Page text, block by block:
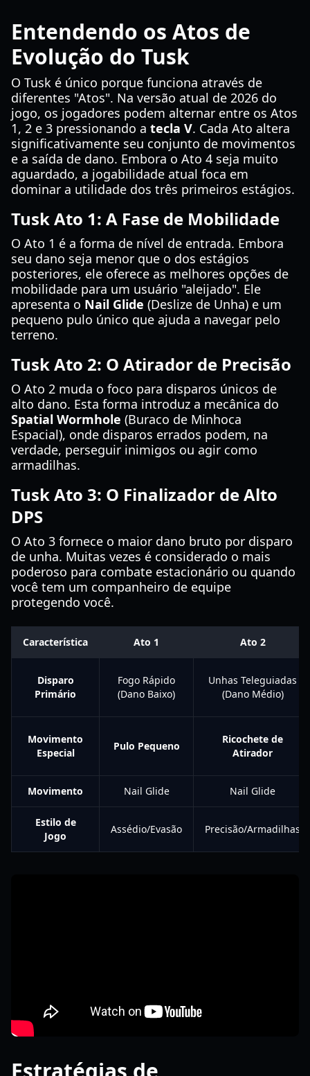
Entendendo os Atos de
Evolução do Tusk
O Tusk é único porque funciona através de
diferentes "Atos". Na versão atual de 2026 do
jogo, os jogadores podem alternar entre os Atos
1, 2 e 3 pressionando a tecla V. Cada Ato altera
significativamente seu conjunto de movimentos
e a saída de dano. Embora o Ato 4 seja muito
aguardado, a jogabilidade atual foca em
dominar a utilidade dos três primeiros estágios.
Tusk Ato 1: A Fase de Mobilidade
O Ato 1 é a forma de nível de entrada. Embora
seu dano seja menor que o dos estágios
posteriores, ele oferece as melhores opções de
mobilidade para um usuário "aleijado". Ele
apresenta o Nail Glide (Deslize de Unha) e um
pequeno pulo único que ajuda a navegar pelo
terreno.
Tusk Ato 2: O Atirador de Precisão
O Ato 2 muda o foco para disparos únicos de
alto dano. Esta forma introduz a mecânica do
Spatial Wormhole (Buraco de Minhoca
Espacial), onde disparos errados podem, na
verdade, perseguir inimigos ou agir como
armadilhas.
Tusk Ato 3: O Finalizador de Alto
DPS
O Ato 3 fornece o maior dano bruto por disparo
de unha. Muitas vezes é considerado o mais
poderoso para combate estacionário ou quando
você tem um companheiro de equipe
protegendo você.
Característica Ato 1 Ato 2
Disparo
Primário
Fogo Rápido
(Dano Baixo)
Unhas Teleguiadas
(Dano Médio)
Movimento
Especial
Pulo Pequeno
Ricochete de
Atirador
Movimento Nail Glide Nail Glide
Estilo de
Jogo
Assédio/Evasão Precisão/Armadilhas